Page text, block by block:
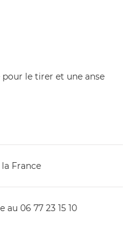
pour le tirer et une anse
France
06 77 23 15 10